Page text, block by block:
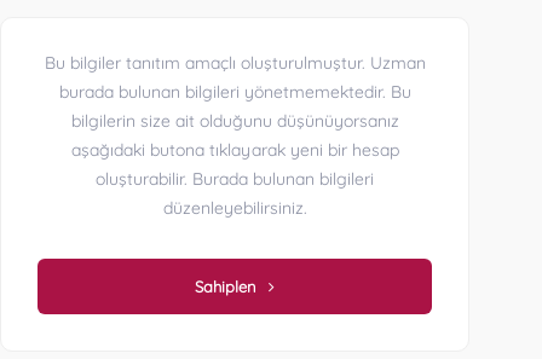
Bu bilgiler tanıtım amaçlı oluşturulmuştur. Uzman
burada bulunan bilgileri yönetmemektedir. Bu
bilgilerin size ait olduğunu düşünüyorsanız
aşağıdaki butona tıklayarak yeni bir hesap
oluşturabilir. Burada bulunan bilgileri
düzenleyebilirsiniz.
Sahiplen